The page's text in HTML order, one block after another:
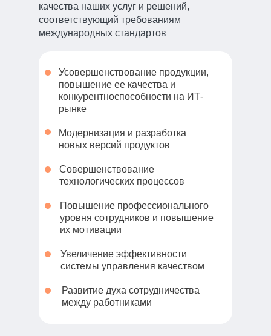
качества наших услуг и решений,
соответствующий требованиям
международных стандартов
Усовершенствование продукции,
повышение ее качества и
конкурентноспособности на ИТ-
рынке
Модернизация и разработка
новых версий продуктов
Совершенствование
технологических процессов
Повышение профессионального
уровня сотрудников и повышение
их мотивации
Увеличение эффективности
системы управления качеством
Развитие духа сотрудничества
между работниками